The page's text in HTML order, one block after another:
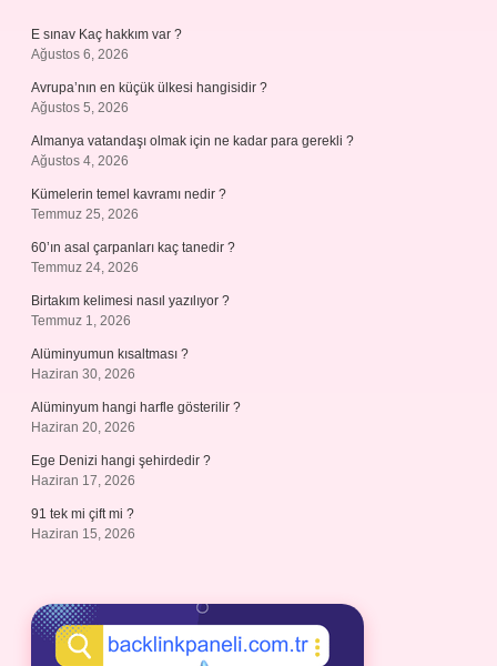
E sınav Kaç hakkım var ?
Ağustos 6, 2026
Avrupa’nın en küçük ülkesi hangisidir ?
Ağustos 5, 2026
Almanya vatandaşı olmak için ne kadar para gerekli ?
Ağustos 4, 2026
Kümelerin temel kavramı nedir ?
Temmuz 25, 2026
60’ın asal çarpanları kaç tanedir ?
Temmuz 24, 2026
Birtakım kelimesi nasıl yazılıyor ?
Temmuz 1, 2026
Alüminyumun kısaltması ?
Haziran 30, 2026
Alüminyum hangi harfle gösterilir ?
Haziran 20, 2026
Ege Denizi hangi şehirdedir ?
Haziran 17, 2026
91 tek mi çift mi ?
Haziran 15, 2026